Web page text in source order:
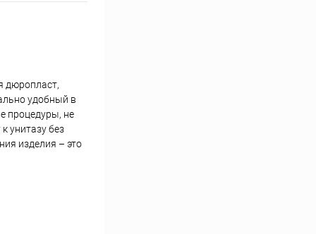
дюропласт,
удобный в
процедуры, не
унитазу без
изделия – это